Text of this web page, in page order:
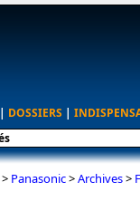
| DOSSIERS |
> Panasonic>Archives>